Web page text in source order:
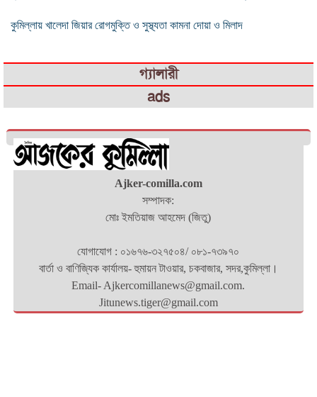
কুমিল্লায় খালেদা জিয়ার রোগমুক্তি ও সুস্থ্যতা কামনা দোয়া ও মিলাদ
গ্যালারী
ads
Ajker-comilla.com
সম্পাদক:
মোঃ ইমতিয়াজ আহমেদ (জিতু)
যোগাযোগ : ০১৬৭৬-৩২৭৫০৪/ ০৮১-৭৩৯৭০
বার্তা ও বাণিজ্যিক কার্যালয়- হুমায়ন টাওয়ার, চকবাজার, সদর,কুমিল্লা।
Email- Ajkercomillanews@gmail.com.
Jitunews.tiger@gmail.com